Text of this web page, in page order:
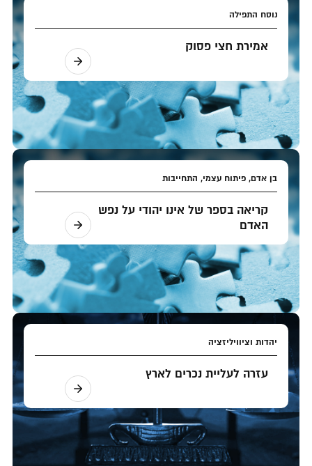
נוסח התפילה
אמירת חצי פסוק
בן אדם, פיתוח עצמי, התחייבות
קריאה בספר של אינו יהודי על נפש
האדם
יהדות וציוויליזציה
עזרה לעליית נכרים לארץ